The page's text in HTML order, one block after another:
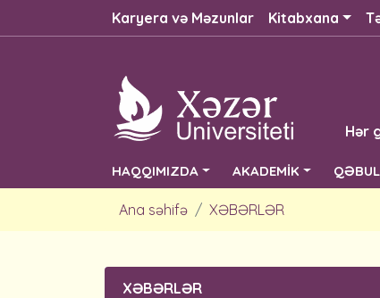
Karyera və Məzunlar Kitabxana
Hər
HAQQIMIZDA AKADEMİK QƏBUL
Ana səhifə XƏBƏRLƏR
XƏBƏRLƏR